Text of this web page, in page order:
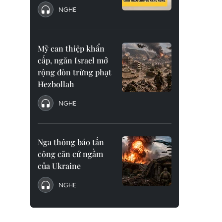
NGHE
Mỹ can thiệp khẩn
cấp, ngăn Israel mở
rộng đòn trừng phạt
Hezbollah
NGHE
Nga thông báo tấn
công căn cứ ngầm
của Ukraine
NGHE